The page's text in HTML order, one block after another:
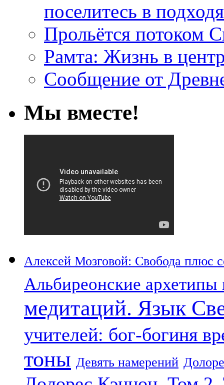
поселитесь в
Прольётся потоком
Рамта: Жизнь в
Сообщение от
Мы вместе!
Алексей Мозговой: Свобода плюс
Альбиреонские
медитаций. Язык
учителей: бог-богиня
тоны Девять намерений